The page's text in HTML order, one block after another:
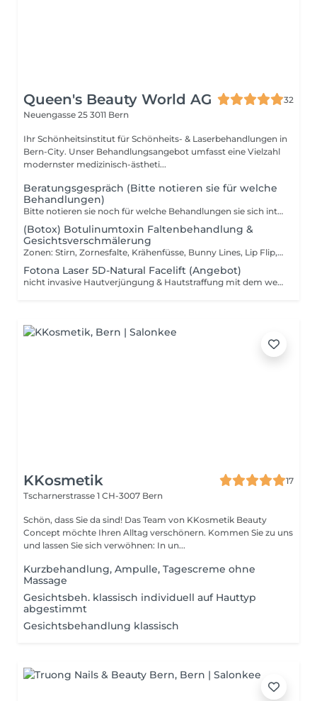
Queen's Beauty World AG
32
Neuengasse 25 3011 Bern
Ihr Schönheitsinstitut für Schönheits- & Laserbehandlungen in
Bern-City. Unser Behandlungsangebot umfasst eine Vielzahl
modernster medizinisch-ästheti...
Beratungsgespräch (Bitte notieren sie für welche
Behandlungen)
Bitte notieren sie noch für welche Behandlungen sie sich interessieren? Vielen Dank!
(Botox) Botulinumtoxin Faltenbehandlung &
Gesichtsverschmälerung
Zonen: Stirn, Zornesfalte, Krähenfüsse, Bunny Lines, Lip Flip, Gummy Smile, Brow Lift, Barcode-Fältchen Ab 4. Zone: jede weitere Zone 50.- CHF
Fotona Laser 5D-Natural Facelift (Angebot)
nicht invasive Hautverjüngung & Hautstraffung mit dem weltberühmten Fotona 4D Laser. (ohne Ausfallzeiten, sehr beliebt).
KKosmetik
17
Tscharnerstrasse 1 CH-3007 Bern
Schön, dass Sie da sind! Das Team von KKosmetik Beauty
Concept möchte Ihren Alltag verschönern. Kommen Sie zu uns
und lassen Sie sich verwöhnen: In un...
Kurzbehandlung, Ampulle, Tagescreme ohne
Massage
Gesichtsbeh. klassisch individuell auf Hauttyp
abgestimmt
Gesichtsbehandlung klassisch